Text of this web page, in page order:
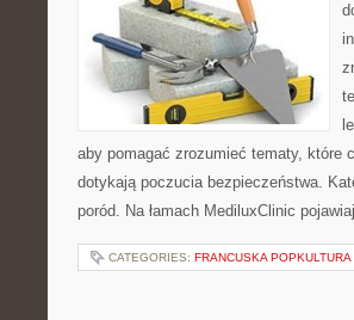
aby pomagać zrozumieć tematy, które
dotykają poczucia bezpieczeństwa.
poród. Na łamach MediluxClinic
CATEGORIES: FRANCUSKA POPKULTURA